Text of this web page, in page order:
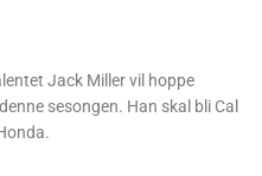
Jack Miller vil hoppe
sesongen. Han skal bli Cal